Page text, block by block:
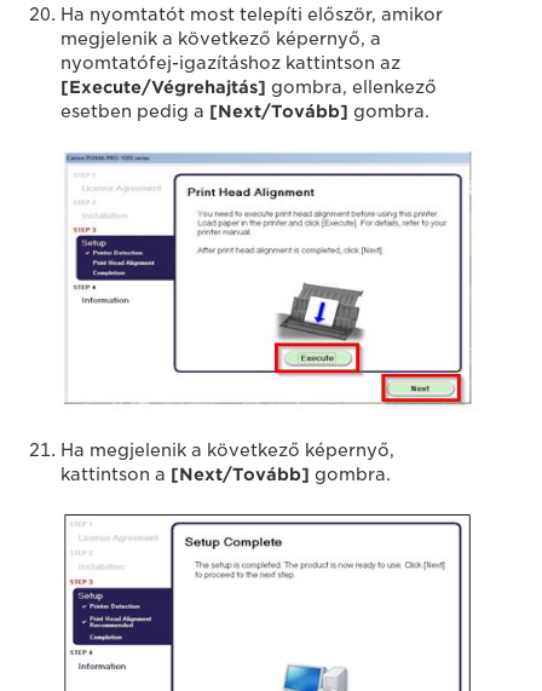
Ha nyomtatót most telepíti először, amikor
megjelenik a következő képernyő, a
nyomtatófej-igazításhoz kattintson az
[Execute/Végrehajtás] gombra, ellenkező
esetben pedig a [Next/Tovább] gombra.
Ha megjelenik a következő képernyő,
kattintson a [Next/Tovább] gombra.